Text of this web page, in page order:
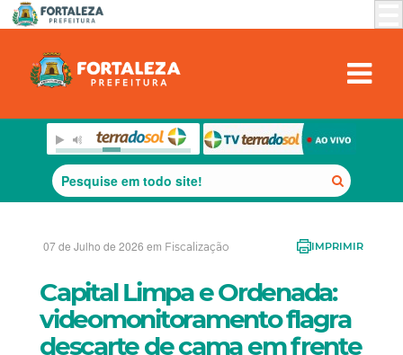
07 de Julho de 2026 em Fiscalização IMPRIMIR
Capital Limpa e Ordenada:
videomonitoramento flagra
descarte de cama em frente